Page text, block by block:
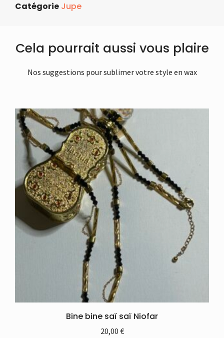
Catégorie Jupe
Cela pourrait aussi vous plaire
Nos suggestions pour sublimer votre style en wax
Bine bine saï saï Niofar
20,00 €